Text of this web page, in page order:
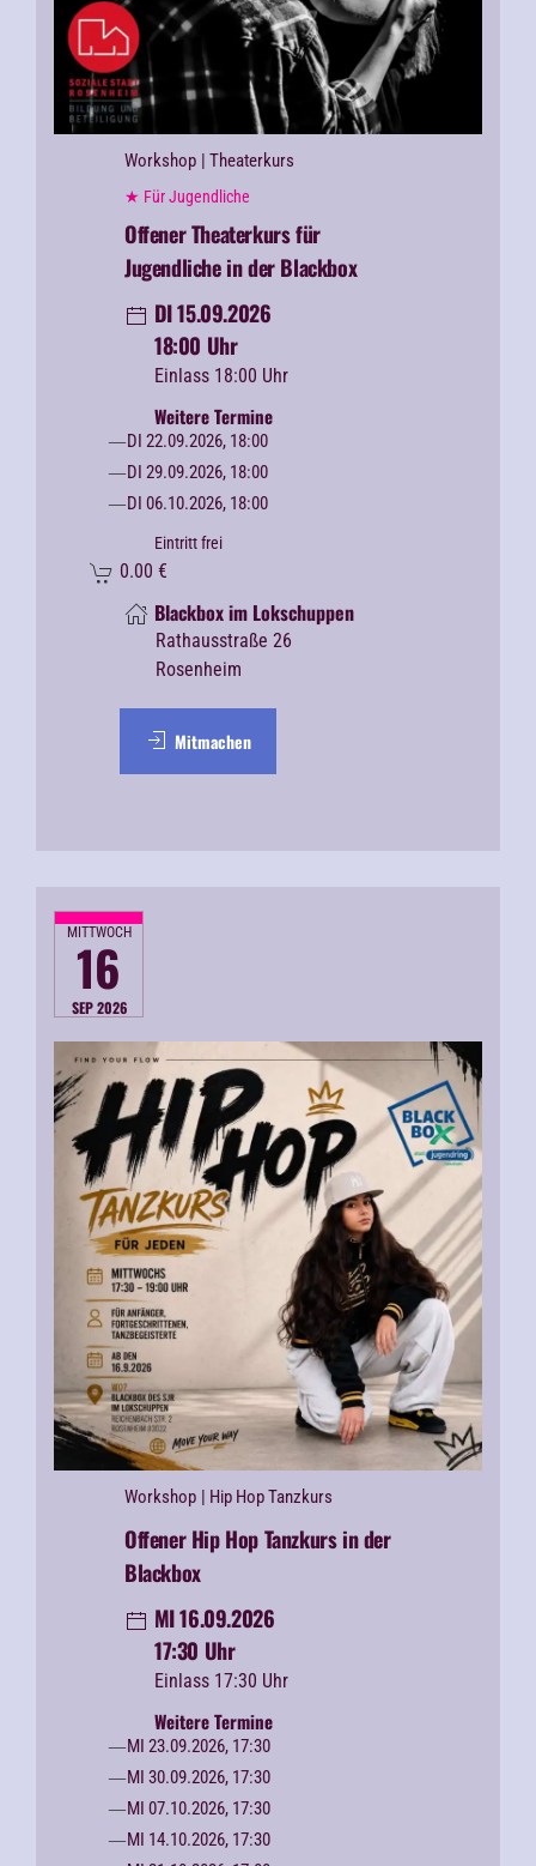
Workshop | Theaterkurs
★ Für Jugendliche
Offener Theaterkurs für
Jugendliche in der Blackbox
DI 15.09.2026
18:00 Uhr
Einlass 18:00 Uhr
Weitere Termine
DI 22.09.2026, 18:00
DI 29.09.2026, 18:00
DI 06.10.2026, 18:00
Eintritt frei
0.00 €
Blackbox im Lokschuppen
Rathausstraße 26
Rosenheim
Mitmachen
MITTWOCH
16
SEP 2026
Workshop | Hip Hop Tanzkurs
Offener Hip Hop Tanzkurs in der
Blackbox
MI 16.09.2026
17:30 Uhr
Einlass 17:30 Uhr
Weitere Termine
MI 23.09.2026, 17:30
MI 30.09.2026, 17:30
MI 07.10.2026, 17:30
MI 14.10.2026, 17:30